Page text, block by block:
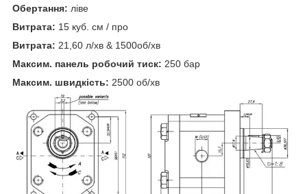
Обертання: ліве
Витрата: 15 куб. см / про
Витрата: 21,60 л/хв & 1500об/хв
Максим. панель робочий тиск: 250 бар
Максим. швидкість: 2500 об/хв